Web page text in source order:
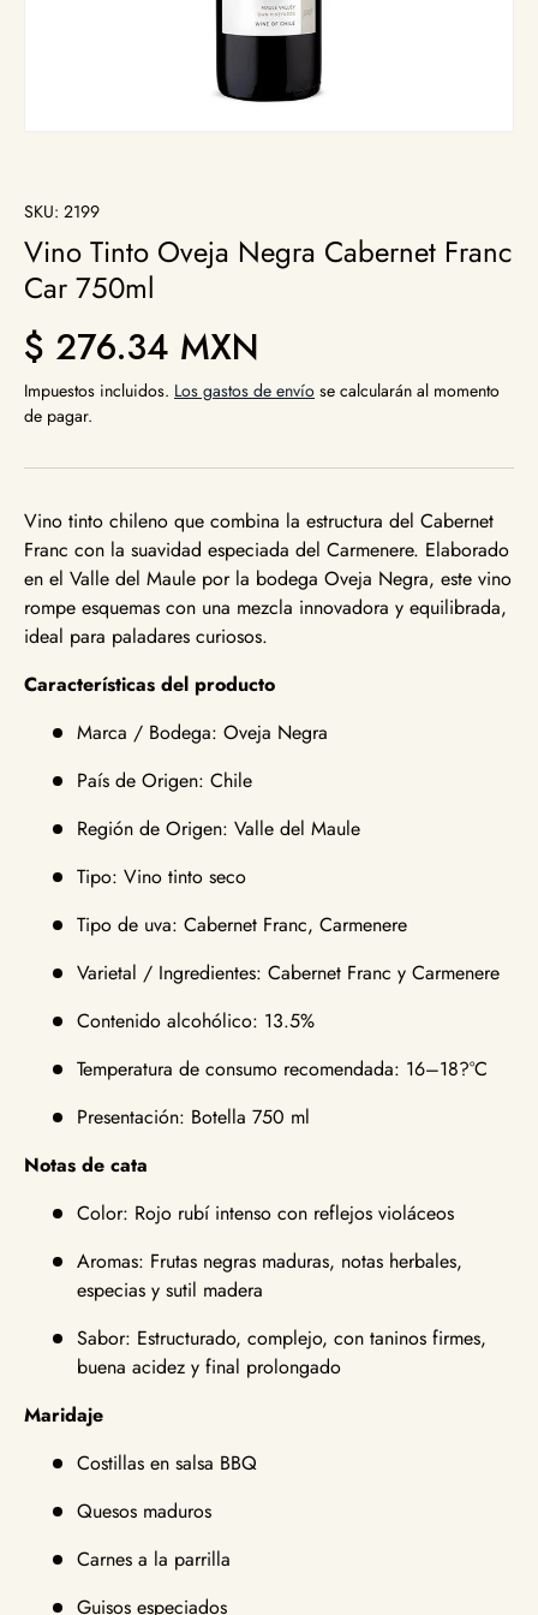
SKU: 2199
Vino Tinto Oveja Negra Cabernet Franc
Car 750ml
Precio normal
$ 276.34 MXN
Impuestos incluidos. Los gastos de envío se calcularán al momento
de pagar.
Vino tinto chileno que combina la estructura del Cabernet
Franc con la suavidad especiada del Carmenere. Elaborado
en el Valle del Maule por la bodega Oveja Negra, este vino
rompe esquemas con una mezcla innovadora y equilibrada,
ideal para paladares curiosos.
Características del producto
Marca / Bodega: Oveja Negra
País de Origen: Chile
Región de Origen: Valle del Maule
Tipo: Vino tinto seco
Tipo de uva: Cabernet Franc, Carmenere
Varietal / Ingredientes: Cabernet Franc y Carmenere
Contenido alcohólico: 13.5%
Temperatura de consumo recomendada: 16–18?°C
Presentación: Botella 750 ml
Notas de cata
Color: Rojo rubí intenso con reflejos violáceos
Aromas: Frutas negras maduras, notas herbales,
especias y sutil madera
Sabor: Estructurado, complejo, con taninos firmes,
buena acidez y final prolongado
Maridaje
Costillas en salsa BBQ
Quesos maduros
Carnes a la parrilla
Guisos especiados